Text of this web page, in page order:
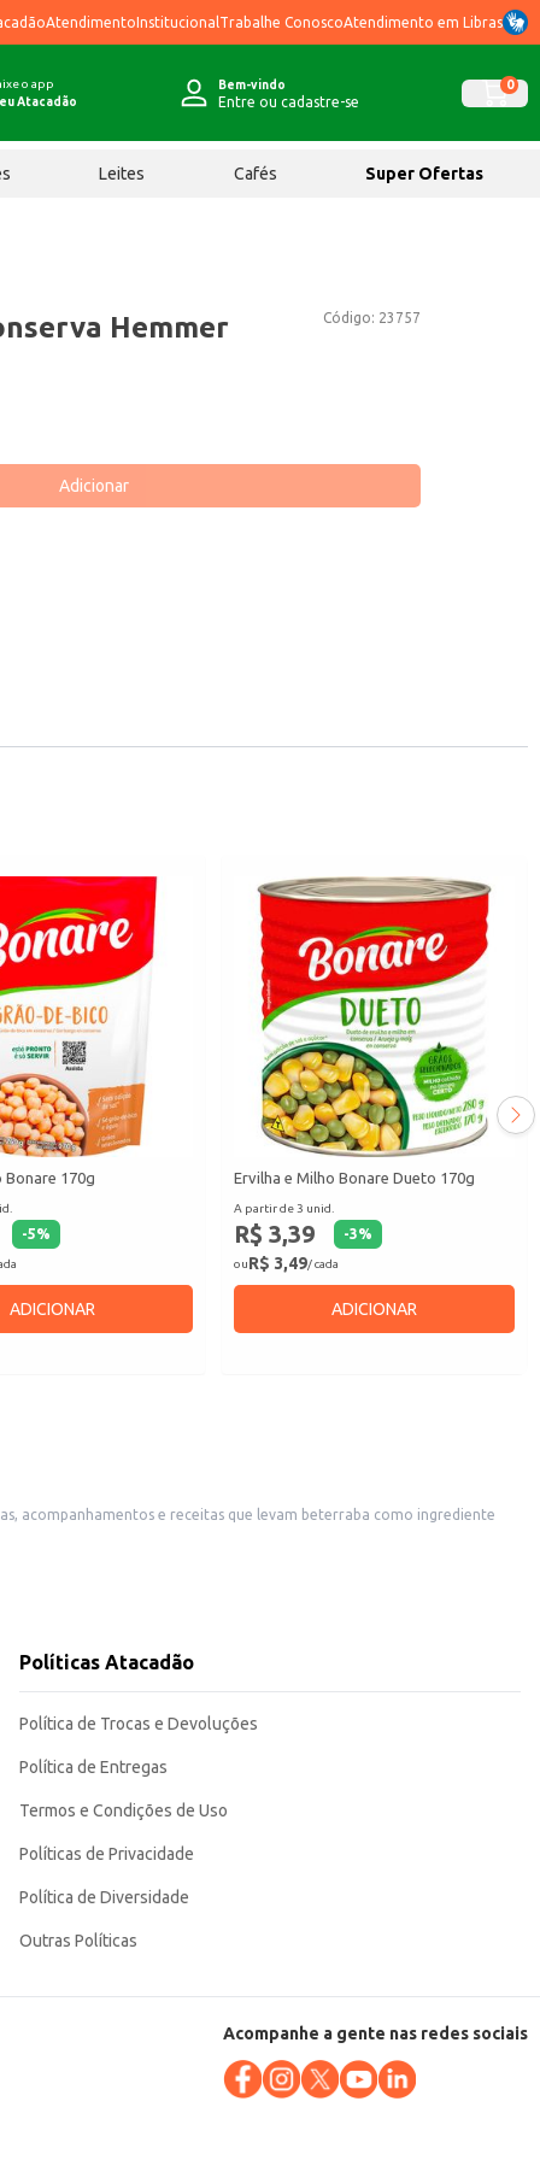
AtendimentoInstitucional Trabalhe ConoscoAtendimento em Libras
o app
Atacadão
Bem-vindo
Entre ou cadastre-se
0
Leites Cafés Super Ofertas
Código: 23757
Hemmer
Adicionar
Bonare 170g
-5%
ADICIONAR
Ervilha e Milho Bonare Dueto 170g
A partir de 3 unid.
R$ 3,39 -3%
ouR$ 3,49/ cada
ADICIONAR
acompanhamentos e receitas que levam beterraba como ingrediente
Políticas Atacadão
Política de Trocas e Devoluções
Política de Entregas
Termos e Condições de Uso
Políticas de Privacidade
Política de Diversidade
Outras Políticas
Acompanhe a gente nas redes sociais